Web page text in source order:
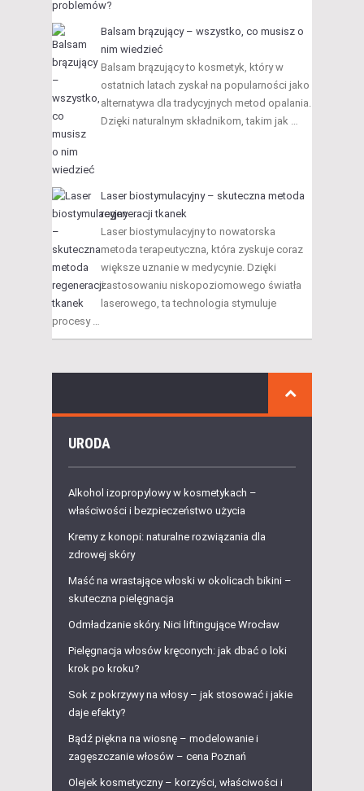
Balsam brązujący – wszystko, co musisz o
nim wiedzieć
Balsam brązujący to kosmetyk, który w
ostatnich latach zyskał na popularności jako
alternatywa dla tradycyjnych metod opalania.
Dzięki naturalnym składnikom, takim jak …
Laser biostymulacyjny – skuteczna metoda
regeneracji tkanek
Laser biostymulacyjny to nowatorska
metoda terapeutyczna, która zyskuje coraz
większe uznanie w medycynie. Dzięki
zastosowaniu niskopoziomowego światła
laserowego, ta technologia stymuluje
procesy …
URODA
Alkohol izopropylowy w kosmetykach –
właściwości i bezpieczeństwo użycia
Kremy z konopi: naturalne rozwiązania dla
zdrowej skóry
Maść na wrastające włoski w okolicach bikini –
skuteczna pielęgnacja
Odmładzanie skóry. Nici liftingujące Wrocław
Pielęgnacja włosów kręconych: jak dbać o loki
krok po kroku?
Sok z pokrzywy na włosy – jak stosować i jakie
daje efekty?
Bądź piękna na wiosnę – modelowanie i
zagęszczanie włosów – cena Poznań
Olejek kosmetyczny – korzyści, właściwości i